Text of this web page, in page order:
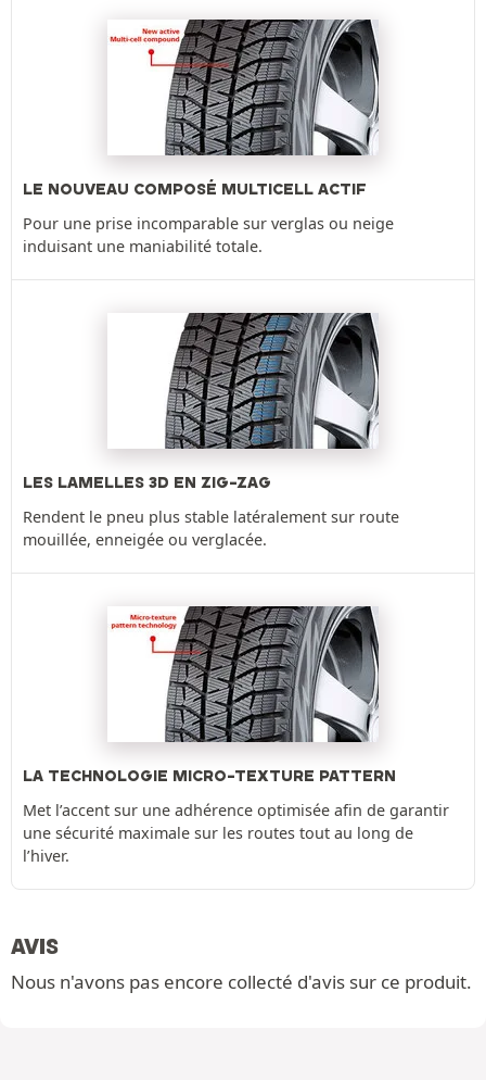
LE NOUVEAU COMPOSÉ MULTICELL ACTIF
Pour une prise incomparable sur verglas ou neige
induisant une maniabilité totale.
LES LAMELLES 3D EN ZIG-ZAG
Rendent le pneu plus stable latéralement sur route
mouillée, enneigée ou verglacée.
LA TECHNOLOGIE MICRO-TEXTURE PATTERN
Met l’accent sur une adhérence optimisée afin de garantir
une sécurité maximale sur les routes tout au long de
l’hiver.
AVIS
Nous n'avons pas encore collecté d'avis sur ce produit.